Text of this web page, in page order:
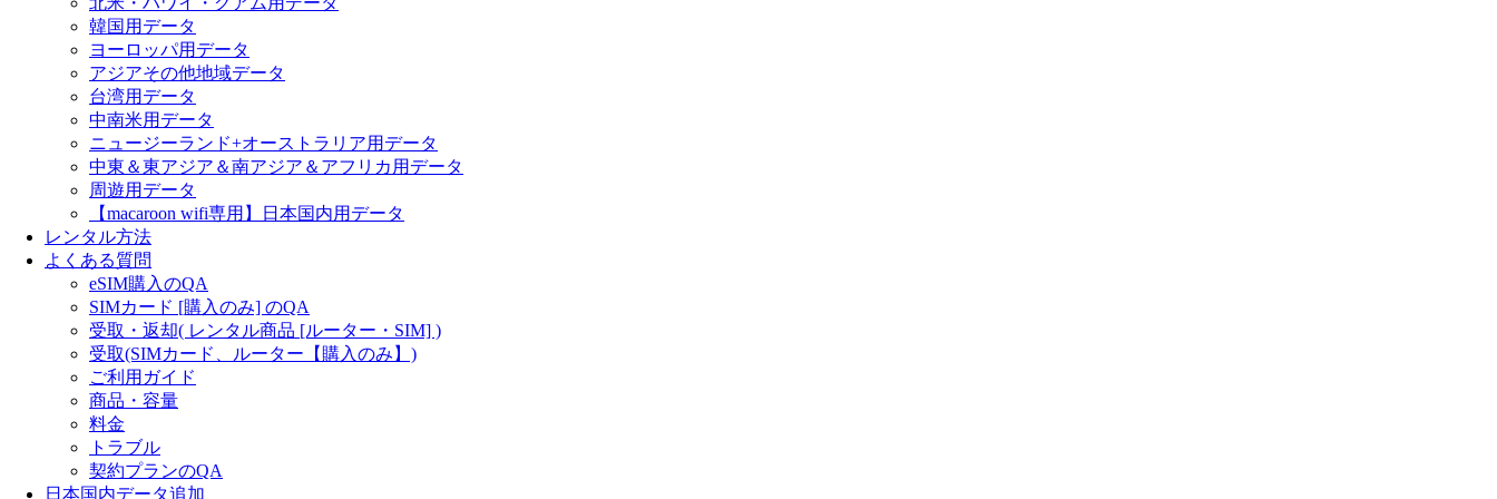
韓国用データ
ヨーロッパ用データ
アジアその他地域データ
台湾用データ
中南米用データ
ニュージーランド+オーストラリア用データ
中東＆東アジア＆南アジア＆アフリカ用データ
周遊用データ
【macaroon wifi専用】日本国内用データ
レンタル方法
よくある質問
eSIM購入のQA
SIMカード [購入のみ] のQA
受取・返却( レンタル商品 [ルーター・SIM] )
受取(SIMカード、ルーター【購入のみ】)
ご利用ガイド
商品・容量
料金
トラブル
契約プランのQA
日本国内データ追加